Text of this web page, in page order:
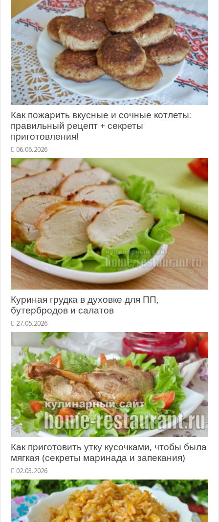
Как пожарить вкусные и сочные котлеты:
правильный рецепт + секреты
приготовления!
06.06.2026
Куриная грудка в духовке для ПП,
бутербродов и салатов
27.05.2026
Как приготовить утку кусочками, чтобы была
мягкая (секреты маринада и запекания)
02.03.2026